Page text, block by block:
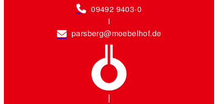
09492 9403-0
parsberg@moebelhof.de